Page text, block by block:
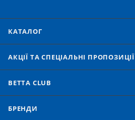
КАТАЛОГ
АКЦІЇ ТА СПЕЦІАЛЬНІ ПРОПОЗИЦІЇ
BETTA CLUB
БРЕНДИ